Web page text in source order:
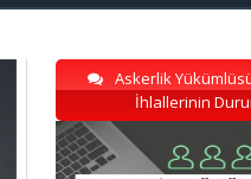
Askerlik
İhlallerinin